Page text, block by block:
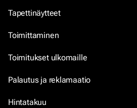
Tapettinäytteet
Toimittaminen
Toimitukset ulkomaille
Palautus ja reklamaatio
Hintatakuu